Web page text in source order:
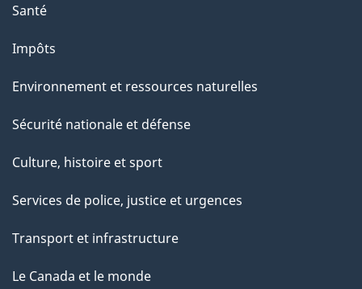
a
g
Santé
Impôts
Environnement et ressources naturelles
Sécurité nationale et défense
Culture, histoire et sport
Services de police, justice et urgences
Transport et infrastructure
Le Canada et le monde